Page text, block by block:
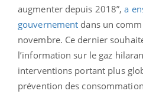
augmenter depuis 2018”,a
gouvernement dans un
novembre. Ce dernier
l’information sur le gaz
interventions portant plus
prévention des